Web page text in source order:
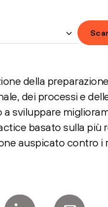
della
dei processi e
a sviluppare
basato sulla più
auspicato contro i